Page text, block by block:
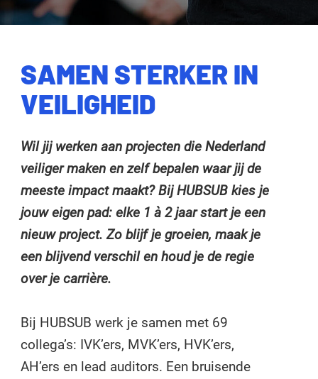
SAMEN STERKER IN
VEILIGHEID
Wil jij werken aan projecten die Nederland
veiliger maken en zelf bepalen waar jij de
meeste impact maakt? Bij HUBSUB kies je
jouw eigen pad: elke 1 à 2 jaar start je een
nieuw project. Zo blijf je groeien, maak je
een blijvend verschil en houd je de regie
over je carrière.
Bij HUBSUB werk je samen met 69
collega’s: IVK’ers, MVK’ers, HVK’ers,
AH’ers en lead auditors. Een bruisende